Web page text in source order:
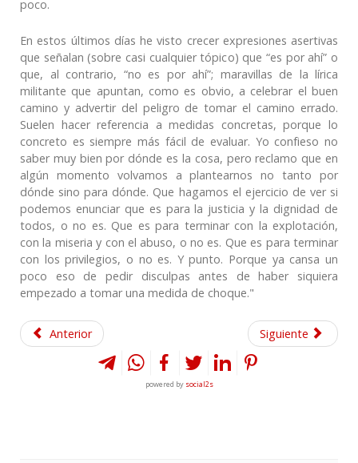
poco.
En estos últimos días he visto crecer expresiones asertivas
que señalan (sobre casi cualquier tópico) que “es por ahí” o
que, al contrario, “no es por ahí”; maravillas de la lírica
militante que apuntan, como es obvio, a celebrar el buen
camino y advertir del peligro de tomar el camino errado.
Suelen hacer referencia a medidas concretas, porque lo
concreto es siempre más fácil de evaluar. Yo confieso no
saber muy bien por dónde es la cosa, pero reclamo que en
algún momento volvamos a plantearnos no tanto por
dónde sino para dónde. Que hagamos el ejercicio de ver si
podemos enunciar que es para la justicia y la dignidad de
todos, o no es. Que es para terminar con la explotación,
con la miseria y con el abuso, o no es. Que es para terminar
con los privilegios, o no es. Y punto. Porque ya cansa un
poco eso de pedir disculpas antes de haber siquiera
empezado a tomar una medida de choque."
Anterior Siguiente
powered by social2s